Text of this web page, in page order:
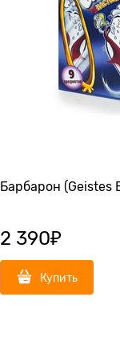
Барбарон (Geistes
2 390₽
Купить